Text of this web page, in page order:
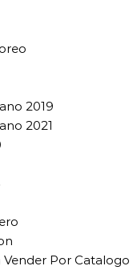
2019
2021
Por Catalogo